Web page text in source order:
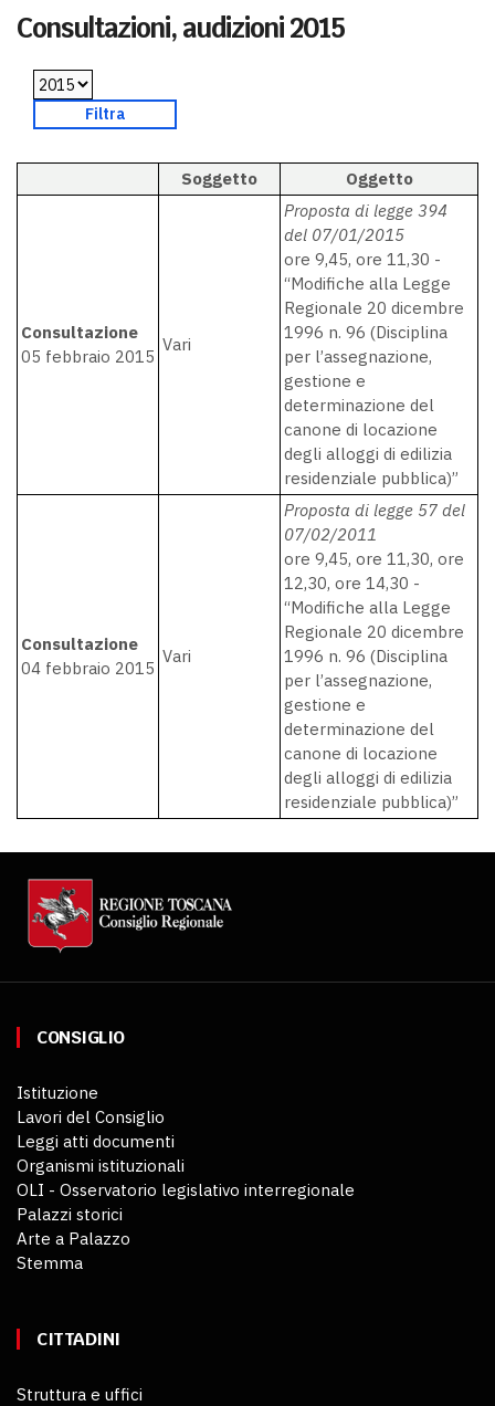
Consultazioni, audizioni 2015
Soggetto Oggetto
Consultazione
05 febbraio 2015
Vari
Proposta di legge 394
del 07/01/2015
ore 9,45, ore 11,30 -
“Modifiche alla Legge
Regionale 20 dicembre
1996 n. 96 (Disciplina
per l’assegnazione,
gestione e
determinazione del
canone di locazione
degli alloggi di edilizia
residenziale pubblica)”
Consultazione
04 febbraio 2015
Vari
Proposta di legge 57 del
07/02/2011
ore 9,45, ore 11,30, ore
12,30, ore 14,30 -
“Modifiche alla Legge
Regionale 20 dicembre
1996 n. 96 (Disciplina
per l’assegnazione,
gestione e
determinazione del
canone di locazione
degli alloggi di edilizia
residenziale pubblica)”
CONSIGLIO
Istituzione
Lavori del Consiglio
Leggi atti documenti
Organismi istituzionali
OLI - Osservatorio legislativo interregionale
Palazzi storici
Arte a Palazzo
Stemma
CITTADINI
Struttura e uffici